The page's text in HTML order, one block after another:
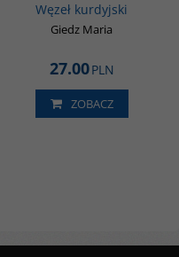
Węzeł kurdyjski
Giedz Maria
27.00PLN
ZOBACZ